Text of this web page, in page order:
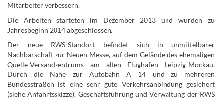
Mitarbeiter verbessern.
Die Arbeiten starteten im Dezember 2013 und wurden zu
Jahresbeginn 2014 abgeschlossen.
Der neue RWS-Standort befindet sich in unmittelbarer
Nachbarschaft zur Neuen Messe, auf dem Gelände des ehemaligen
Quelle-Versandzentrums am alten Flughafen Leipzig-Mockau.
Durch die Nähe zur Autobahn A 14 und zu mehreren
Bundesstraßen ist eine sehr gute Verkehrsanbindung gesichert
(siehe Anfahrtsskizze). Geschäftsführung und Verwaltung der RWS